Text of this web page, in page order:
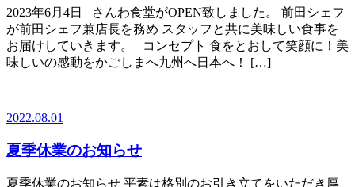
2023年6月4日 さんわ食堂がOPEN致しました。 前田シェフ
が前田シェフ兼店長を務め スタッフと共に美味しい食事を
お届けしていきます。 コンセプト 食をとおして笑顔に！美
味しいの感動をかごしまへ九州へ日本へ！ […]
2022.08.01
夏季休業のお知らせ
夏季休業のお知らせ 平素は格別のお引き立てをいただき厚